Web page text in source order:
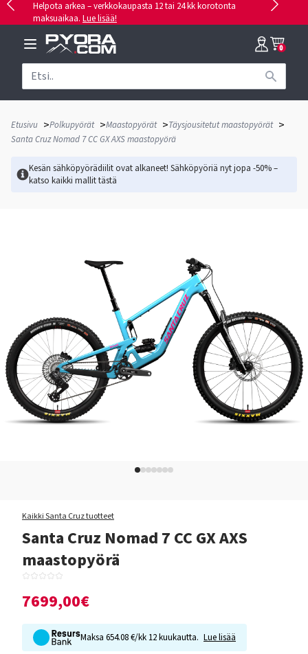
Helpota arkea – verkkokaupasta 12 tai 24 kk korotonta
maksuaikaa. Lue lisää!
0
Etusivu >Polkupyörät >Maastopyörät >Täysjousitetut maastopyörät >
Santa Cruz Nomad 7 CC GX AXS maastopyörä
Kesän sähköpyörädiilit ovat alkaneet! Sähköpyöriä nyt jopa -50% –
katso kaikki mallittästä
Kaikki Santa Cruz tuotteet
Santa Cruz Nomad 7 CC GX AXS
maastopyörä
7699,00€
Maksa 654.08 €/kk 12 kuukautta. Lue lisää